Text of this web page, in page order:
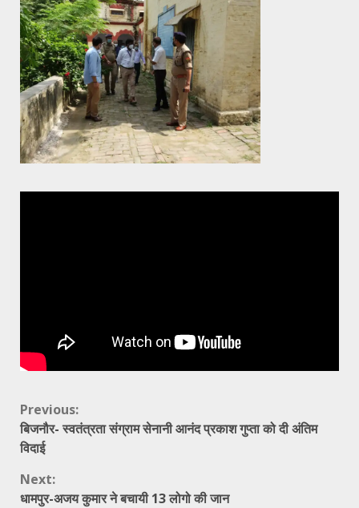
Continue
Reading
Previous:
बिजनौर- स्वतंत्रता संग्राम सेनानी आनंद प्रकाश गुप्ता को दी अंतिम
विदाई
Next:
धामपुर-अजय कुमार ने बचायी 13 लोगो की जान